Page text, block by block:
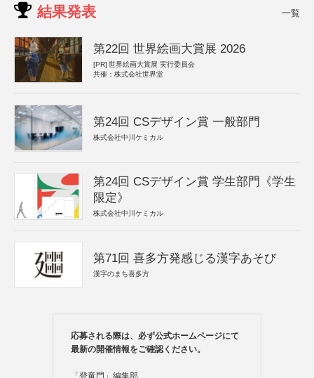
結果発表 一覧
第22回 世界絵画大賞展 2026
[PR] 世界絵画大賞展 実行委員会
共催：株式会社世界堂
第24回 CSデザイン賞 一般部門
株式会社中川ケミカル
第24回 CSデザイン賞 学生部門《学生
限定》
株式会社中川ケミカル
第71回 喜多方発感じる漢字あそび
漢字のまち喜多方
応募される際は、必ず公式ホームページにて
最新の開催情報をご確認ください。
「登竜門」編集部